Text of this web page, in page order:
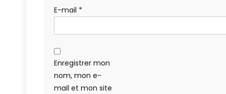
E-mail *
Enregistrer mon
nom, mon e-
mail et mon site